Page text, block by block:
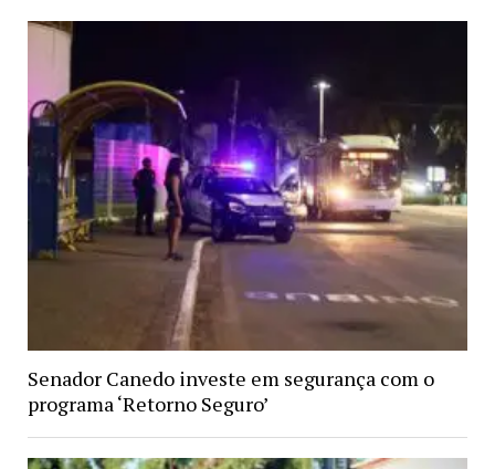
Senador Canedo investe em segurança com o
programa ‘Retorno Seguro’